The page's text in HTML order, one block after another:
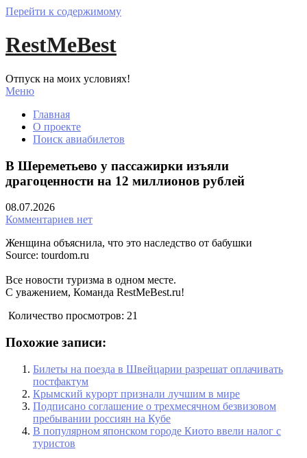
Перейти к содержимому
RestMeBest
Отпуск на моих условиях!
Меню
Главная
О проекте
Поиск авиабилетов
В Шереметьево у пассажирки изъяли
драгоценности на 12 миллионов рублей
08.07.2026
Комментариев нет
Женщина объяснила, что это наследство от бабушки
Source: tourdom.ru
Все новости туризма в одном месте.
С уважением, Команда RestMeBest.ru!
Количество просмотров: 21
Похожие записи:
Билеты на поезда в Швейцарии разрешат оплачивать
постфактум
Крымский курорт признали лучшим в мире
Подписано соглашение о трехмесячном безвизовом
пребывании россиян на Кубе
В популярном японском городе Киото ввели налог с
туристов